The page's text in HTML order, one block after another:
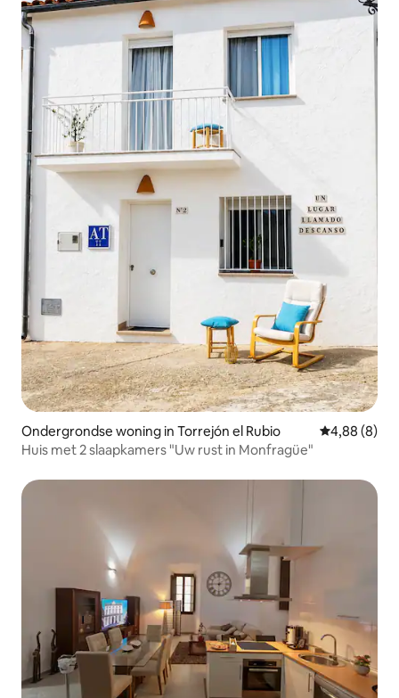
Ondergrondse woning in Torrejón el Rubio Gemiddelde
4,88 (8)
Huis met 2 slaapkamers "Uw rust in Monfragüe"